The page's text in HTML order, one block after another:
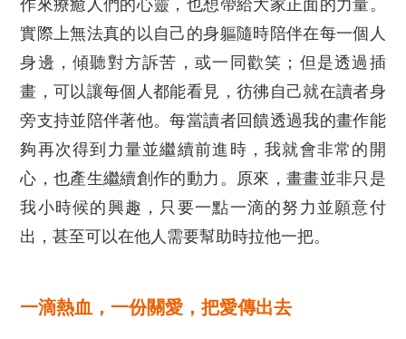
作來療癒人們的心靈，也想帶給大家正面的力量。
實際上無法真的以自己的身軀隨時陪伴在每一個人
身邊，傾聽對方訴苦，或一同歡笑；但是透過插
畫，可以讓每個人都能看見，彷彿自己就在讀者身
旁支持並陪伴著他。每當讀者回饋透過我的畫作能
夠再次得到力量並繼續前進時，我就會非常的開
心，也產生繼續創作的動力。原來，畫畫並非只是
我小時候的興趣，只要一點一滴的努力並願意付
出，甚至可以在他人需要幫助時拉他一把。
一滴熱血，一份關愛，把愛傳出去